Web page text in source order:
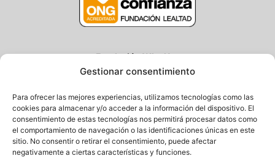
Gestionar consentimiento
Para ofrecer las mejores experiencias, utilizamos tecnologías como las
cookies para almacenar y/o acceder a la información del dispositivo. El
consentimiento de estas tecnologías nos permitirá procesar datos como
el comportamiento de navegación o las identificaciones únicas en este
sitio. No consentir o retirar el consentimiento, puede afectar
negativamente a ciertas características y funciones.
Fundación Why Not
Centro/Txoko: Particular de Ategorrieta 3, Gros
20013 Donostia – Gipuzkoa
Tel.: (+34) 943 058 694 / 627 014 791
Email: info@fundacionwhynot.org